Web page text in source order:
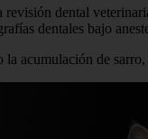
dental
dentales bajo
acumulación de